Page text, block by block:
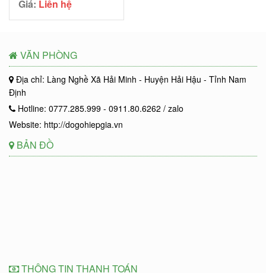
Giá: Liên hệ
VĂN PHÒNG
Địa chỉ: Làng Nghề Xã Hải Minh - Huyện Hải Hậu - Tỉnh Nam
Định
Hotline: 0777.285.999 - 0911.80.6262 / zalo
Website: http://dogohiepgia.vn
BẢN ĐỒ
THÔNG TIN THANH TOÁN